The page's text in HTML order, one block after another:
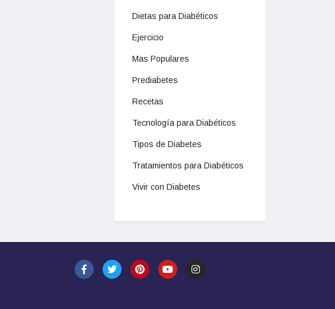
Dietas para Diabéticos
Ejercicio
Mas Populares
Prediabetes
Recetas
Tecnología para Diabéticos
Tipos de Diabetes
Tratamientos para Diabéticos
Vivir con Diabetes